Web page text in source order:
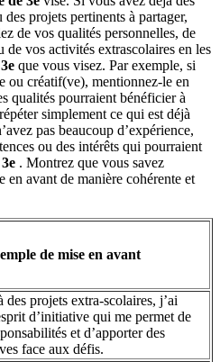
projets pertinents à partager,
de vos qualités personnelles, de
de vos activités extrascolaires en les
que vous visez. Par exemple, si
ou créatif(ve), mentionnez-le en
qualités pourraient bénéficier à
simplement ce qui est déjà
pas beaucoup d’expérience,
ou des intérêts qui pourraient
. Montrez que vous savez
en avant de manière cohérente et
de mise en avant
des projets extra-scolaires, j’ai
d’initiative qui me permet de
et d’apporter des
face aux défis.